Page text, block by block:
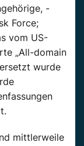
-
Force;
vom US-
„All-domain
wurde
mittlerweile